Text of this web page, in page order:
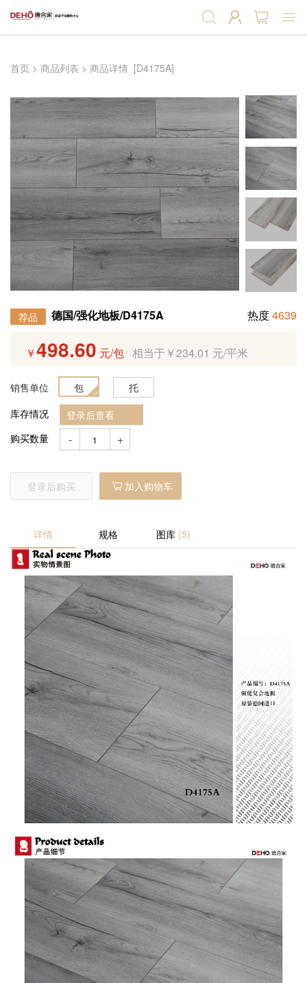
首页
强化地板
实木复合地板
软木地板
软木墙板
产品辅料
产品预售
定制产品
招商加盟
首页 > 商品列表 > 商品详情 [D4175A]
荐品 德国/强化地板/D4175A 热度4639
￥498.60 元/包 相当于￥234.01 元/平米
销售单位 包
托
库存情况
登录后查看
购买数量
- +
登录后购买 加入购物车
详情 规格 图库 (5)